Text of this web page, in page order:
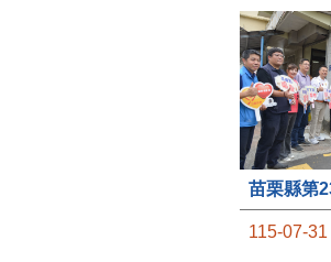
115-07-31